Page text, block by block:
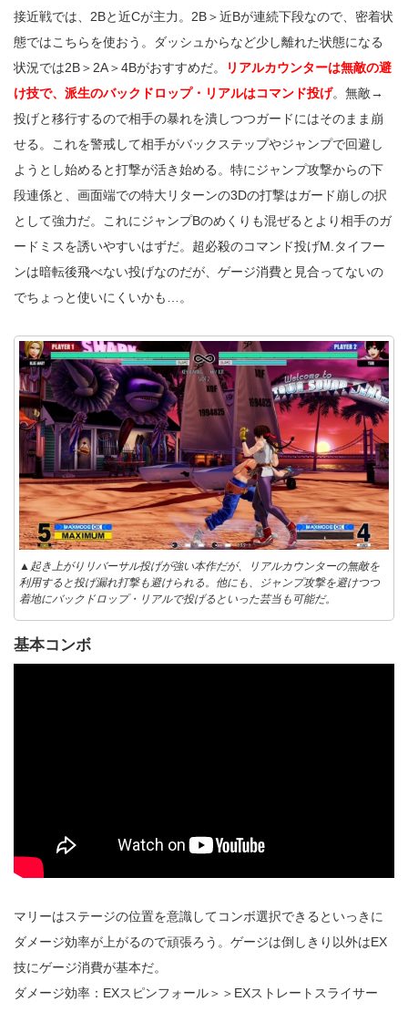
接近戦では、2Bと近Cが主力。2B＞近Bが連続下段なので、密着状
態ではこちらを使おう。ダッシュからなど少し離れた状態になる
状況では2B＞2A＞4Bがおすすめだ。
リアルカウンターは無敵の避
け技で、派生のバックドロップ・リアルはコマンド投げ。無敵→
投げと移行するので相手の暴れを潰しつつガードにはそのまま崩
せる。これを警戒して相手がバックステップやジャンプで回避し
ようとし始めると打撃が活き始める。特にジャンプ攻撃からの下
段連係と、画面端での特大リターンの3Dの打撃はガード崩しの択
として強力だ。これにジャンプBのめくりも混ぜるとより相手のガ
ードミスを誘いやすいはずだ。超必殺のコマンド投げM.タイフー
ンは暗転後飛べない投げなのだが、ゲージ消費と見合ってないの
でちょっと使いにくいかも…。
▲起き上がりリバーサル投げが強い本作だが、リアルカウンターの無敵を
利用すると投げ漏れ打撃も避けられる。他にも、ジャンプ攻撃を避けつつ
着地にバックドロップ・リアルで投げるといった芸当も可能だ。
基本コンボ
マリーはステージの位置を意識してコンボ選択できるといっきに
ダメージ効率が上がるので頑張ろう。ゲージは倒しきり以外はEX
技にゲージ消費が基本だ。
ダメージ効率：EXスピンフォール＞＞EXストレートスライサー